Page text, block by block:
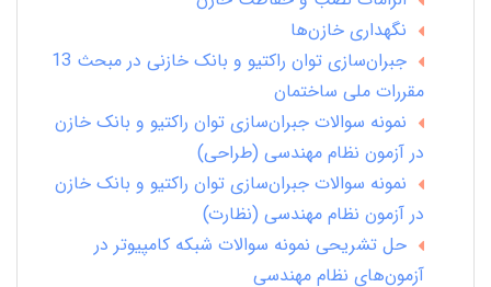
نگهداری خازن‌ها
جبران‌سازی توان راکتیو و بانک خازنی در مبحث 13
مقررات ملی ساختمان
نمونه سوالات جبران‌سازی توان راکتیو و بانک خازن
در آزمون نظام مهندسی (طراحی)
نمونه سوالات جبران‌سازی توان راکتیو و بانک خازن
در آزمون نظام مهندسی (نظارت)
حل تشریحی نمونه سوالات شبکه کامپیوتر در
آزمون‌های نظام مهندسی